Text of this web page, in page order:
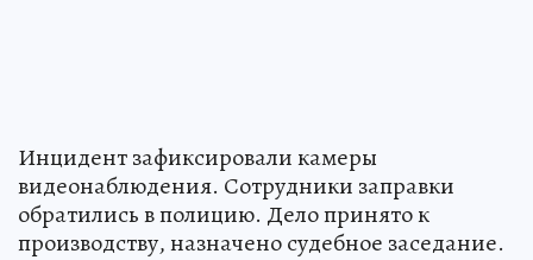
Инцидент зафиксировали камеры
видеонаблюдения. Сотрудники заправки
обратились в полицию. Дело принято к
производству, назначено судебное заседание.